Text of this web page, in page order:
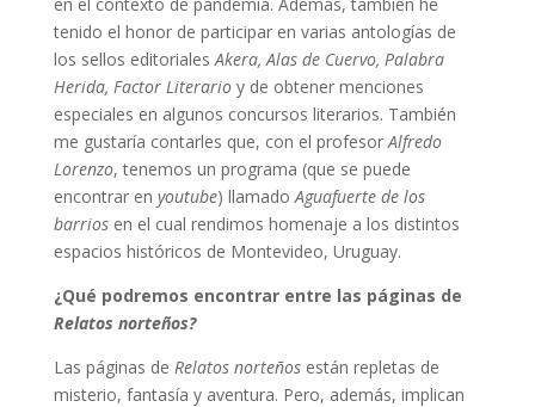
tenido el honor de participar en varias antologías de
los sellos editorialesAkera, Alas de Cuervo, Palabra
Herida, Factor Literarioy de obtener menciones
especiales en algunos concursos literarios. También
me gustaría contarles que, con el profesorAlfredo
Lorenzo, tenemos un programa (que se puede
encontrar en youtube) llamado Aguafuerte de los
barrios en el cual rendimos homenaje a los distintos
espacios históricos de Montevideo, Uruguay.
¿Qué podremos encontrar entre las páginas de
Relatos norteños?
Las páginas de Relatos norteñosestán repletas de
misterio, fantasía y aventura. Pero, además, implican